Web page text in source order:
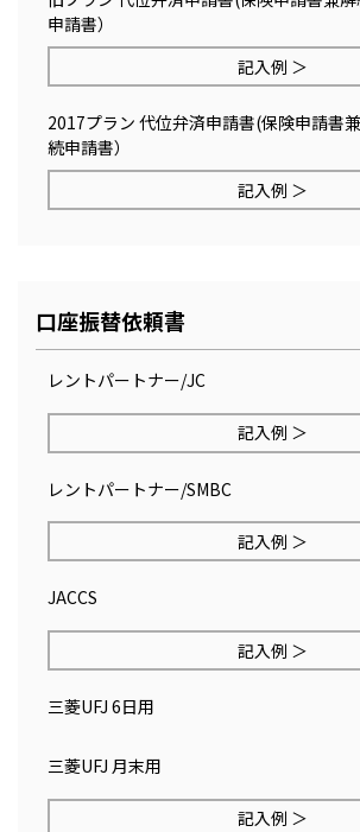
申請書）
記入例 ＞
2017プラン 代位弁済申請書(保険申請書
続申請書）
記入例 ＞
口座振替依頼書
レントパートナー/JC
記入例 ＞
レントパートナー/SMBC
記入例 ＞
JACCS
記入例 ＞
三菱UFJ 6日用
三菱UFJ 月末用
記入例 ＞